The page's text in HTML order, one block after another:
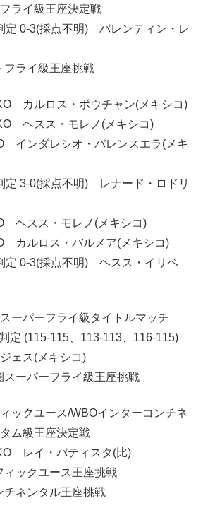
ライ級王座決定戦
0-3(採点不明) バレンティン・レ
ライ級王座挑戦
カルロス・ボウチャン(メキシコ)
ヘスス・モレノ(メキシコ)
インダレシオ・バレンスエラ(メキ
3-0(採点不明) レナード・ロドリ
ヘスス・モレノ(メキシコ)
カルロス・バルメア(メキシコ)
0-3(採点不明) ヘスス・イリベ
ーパーフライ級タイトルマッチ
(115-115、113-113、116-115)
ェス(メキシコ)
ーパーフライ級王座挑戦
ックユース/WBOインターコンチネ
ム級王座決定戦
レイ・バティスタ(比)
ックユース王座挑戦
ネンタル王座挑戦